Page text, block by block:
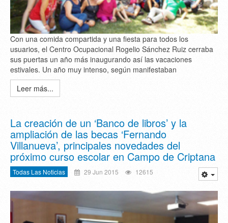
Con una comida compartida y una fiesta para todos los
usuarios, el Centro Ocupacional Rogelio Sánchez Ruiz cerraba
sus puertas un año más inaugurando así las vacaciones
estivales. Un año muy intenso, según manifestaban
Leer más...
La creación de un ‘Banco de libros’ y la
ampliación de las becas ‘Fernando
Villanueva’, principales novedades del
próximo curso escolar en Campo de Criptana
Todas Las Noticias 29 Jun 2015 12615